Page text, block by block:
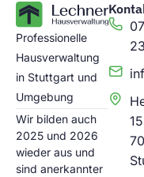
Professionelle
Hausverwaltung
in Stuttgart und
Umgebung
Wir bilden auch
2025 und 2026
wieder aus und
sind anerkannter
15